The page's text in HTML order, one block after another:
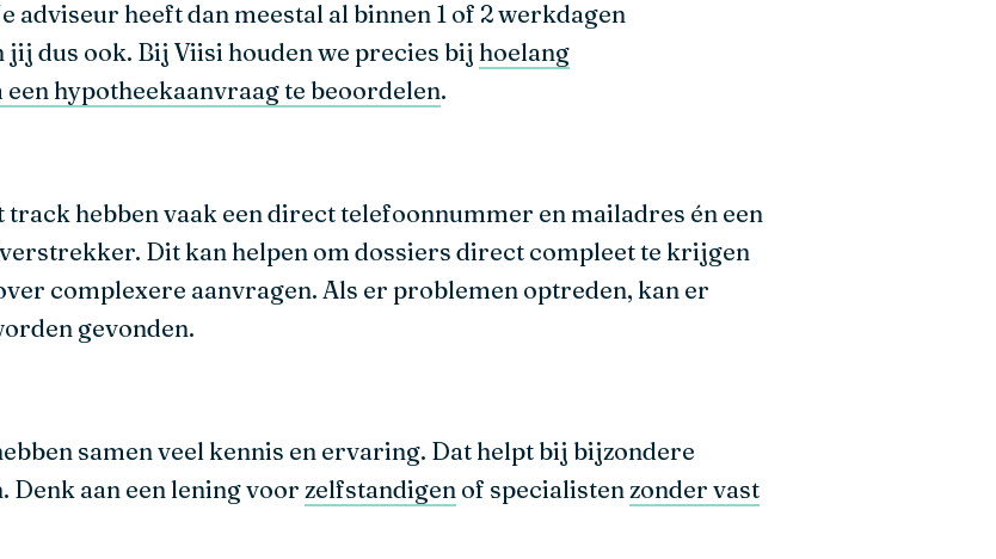
adviseur heeft dan meestal al binnen 1 of 2 werkdagen
dus ook. Bij Viisi houden we precies bij hoelang
hypotheekaanvraag te beoordelen.
hebben vaak een direct telefoonnummer en mailadres én een
Dit kan helpen om dossiers direct compleet te krijgen
complexere aanvragen. Als er problemen optreden, kan er
gevonden.
samen veel kennis en ervaring. Dat helpt bij bijzondere
aan een lening voor zelfstandigen of specialistenzonder vast